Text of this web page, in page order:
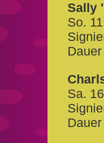
Sally
So.
Sa.